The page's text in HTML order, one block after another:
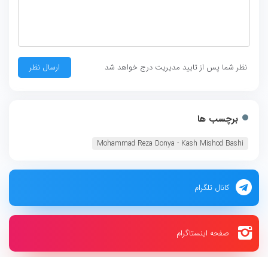
نظر شما پس از تایید مدیریت درج خواهد شد
برچسب ها
Mohammad Reza Donya - Kash Mishod Bashi
کانال تلگرام
صفحه اینستاگرام